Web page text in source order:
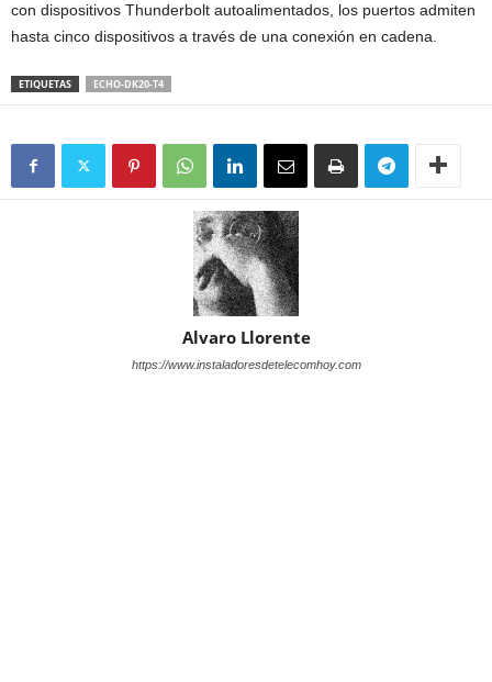
con dispositivos Thunderbolt autoalimentados, los puertos admiten
hasta cinco dispositivos a través de una conexión en cadena.
ETIQUETAS ECHO-DK20-T4
Alvaro Llorente
https://www.instaladoresdetelecomhoy.com